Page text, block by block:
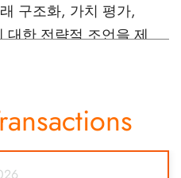
구조화, 가치 평가,
대한 전략적 조언을 제